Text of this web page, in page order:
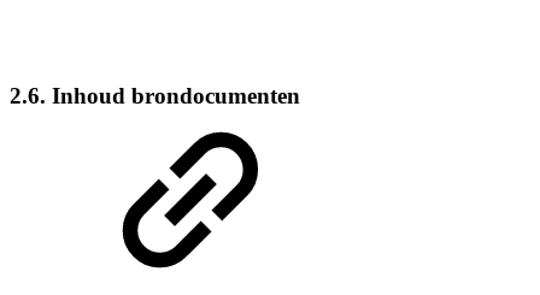
2.6. Inhoud brondocumenten